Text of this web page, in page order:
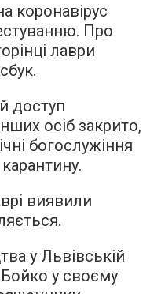
коронавірус
Про
лаври
доступ
осіб закрито,
богослужіння
виявили
у Львівській
у своєму